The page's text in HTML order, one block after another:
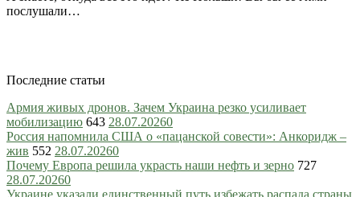
послушали…
Последние статьи
Армия живых дронов. Зачем Украина резко усиливает
мобилизацию 643 28.07.20260
Россия напомнила США о «пацанской совести»: Анкоридж –
жив 552 28.07.20260
Почему Европа решила украсть наши нефть и зерно 727
28.07.20260
Украине указали единственный путь избежать распада страны